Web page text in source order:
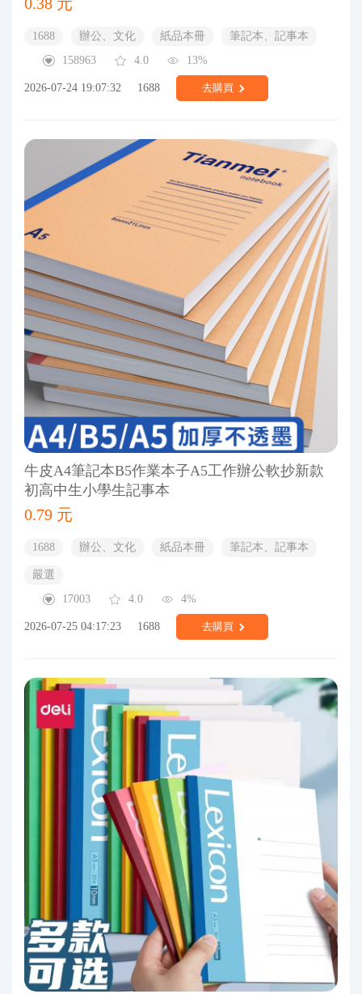
1688 辦公、文化 紙品本冊
筆記本、記事本
158963
4.0 13%
2026-07-24 19:07:32 1688 去購買
牛皮A4筆記本B5作業本子A5工作辦公軟抄新款
初高中生小學生記事本
0.79 元
1688 辦公、文化 紙品本冊 筆記本、記事本
嚴選
17003
4.0 4%
2026-07-25 04:17:23 1688 去購買